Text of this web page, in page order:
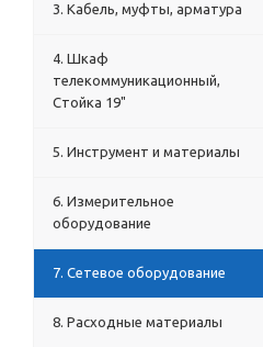
3. Кабель, муфты, арматура
4. Шкаф
телекоммуникационный,
Стойка 19"
5. Инструмент и материалы
6. Измерительное
оборудование
7. Сетевое оборудование
8. Расходные материалы